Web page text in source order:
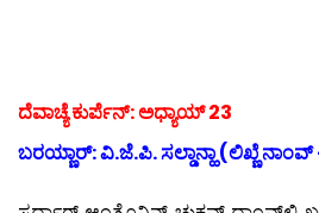
ದೆವಾಚ್ಯೆ ಕುರ್ಪೆನ್: ಅಧ್ಯಾಯ್ 23
ಬರಯ್ಣಾರ್: ವಿ.ಜೆ.ಪಿ. ಸಲ್ಡಾನ್ಹಾ (ಲಿಖ್ಣೆ